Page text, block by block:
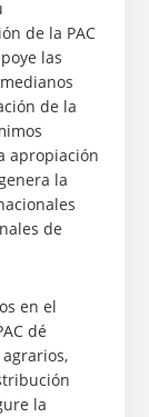
de la PAC
las
de la
apropiación
la
de
en el
dé
la